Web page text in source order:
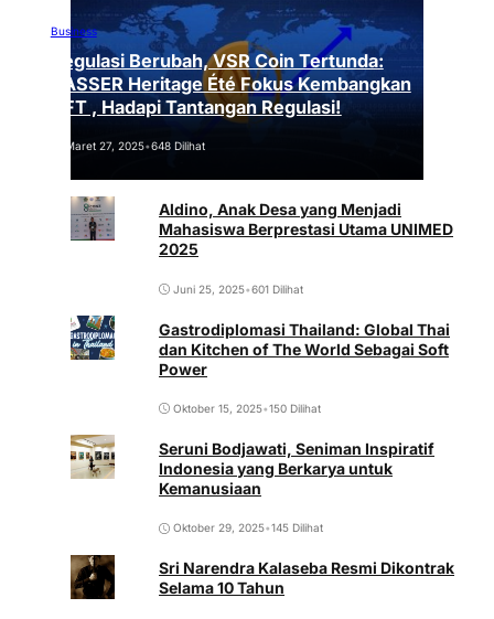
Business
Regulasi Berubah, VSR Coin Tertunda:
VASSER Heritage Été Fokus Kembangkan
NFT , Hadapi Tantangan Regulasi!
Maret 27, 2025•648 Dilihat
Aldino, Anak Desa yang Menjadi
Mahasiswa Berprestasi Utama UNIMED
2025
Juni 25, 2025•601 Dilihat
Gastrodiplomasi Thailand: Global Thai
dan Kitchen of The World Sebagai Soft
Power
Oktober 15, 2025•150 Dilihat
Seruni Bodjawati, Seniman Inspiratif
Indonesia yang Berkarya untuk
Kemanusiaan
Oktober 29, 2025•145 Dilihat
Sri Narendra Kalaseba Resmi Dikontrak
Selama 10 Tahun